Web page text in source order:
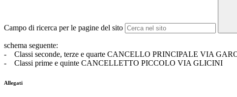
Campo di ricerca per le pagine del sito
schema seguente:
- Classi seconde, terze e quarte CANCELLO PRINCIPALE VIA
- Classi prime e quinte CANCELLETTO PICCOLO VIA GLICINI
Allegati